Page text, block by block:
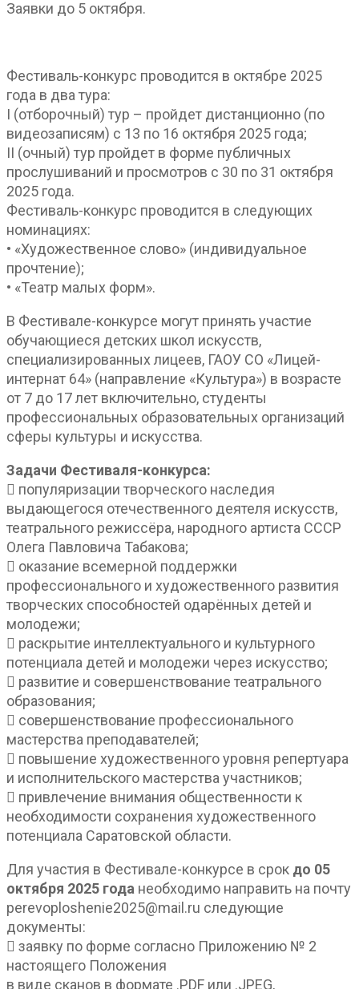
Заявки до 5 октября.
Фестиваль-конкурс проводится в октябре 2025
года в два тура:
I (отборочный) тур – пройдет дистанционно (по
видеозаписям) с 13 по 16 октября 2025 года;
II (очный) тур пройдет в форме публичных
прослушиваний и просмотров с 30 по 31 октября
2025 года.
Фестиваль-конкурс проводится в следующих
номинациях:
• «Художественное слово» (индивидуальное
прочтение);
• «Театр малых форм».
В Фестивале-конкурсе могут принять участие
обучающиеся детских школ искусств,
специализированных лицеев, ГАОУ СО «Лицей-
интернат 64» (направление «Культура») в возрасте
от 7 до 17 лет включительно, студенты
профессиональных образовательных организаций
сферы культуры и искусства.
Задачи Фестиваля-конкурса:
 популяризации творческого наследия
выдающегося отечественного деятеля искусств,
театрального режиссёра, народного артиста СССР
Олега Павловича Табакова;
 оказание всемерной поддержки
профессионального и художественного развития
творческих способностей одарённых детей и
молодежи;
 раскрытие интеллектуального и культурного
потенциала детей и молодежи через искусство;
 развитие и совершенствование театрального
образования;
 совершенствование профессионального
мастерства преподавателей;
 повышение художественного уровня репертуара
и исполнительского мастерства участников;
 привлечение внимания общественности к
необходимости сохранения художественного
потенциала Саратовской области.
Для участия в Фестивале-конкурсе в срок до 05
октября 2025 года необходимо направить на почту
perevoploshenie2025@mail.ru следующие
документы:
 заявку по форме согласно Приложению № 2
настоящего Положения
в виде сканов в формате .PDF или .JPEG,